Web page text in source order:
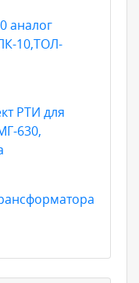
аналог
10,ТОЛ-
РТИ для
630,